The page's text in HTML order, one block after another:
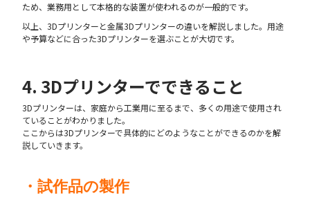
ため、業務用として本格的な装置が使われるのが一般的です。
以上、3Dプリンターと金属3Dプリンターの違いを解説しました。用途
や予算などに合った3Dプリンターを選ぶことが大切です。
4. 3Dプリンターでできること
3Dプリンターは、家庭から工業用に至るまで、多くの用途で使用され
ていることがわかりました。
ここからは3Dプリンターで具体的にどのようなことができるのかを解
説していきます。
・試作品の製作